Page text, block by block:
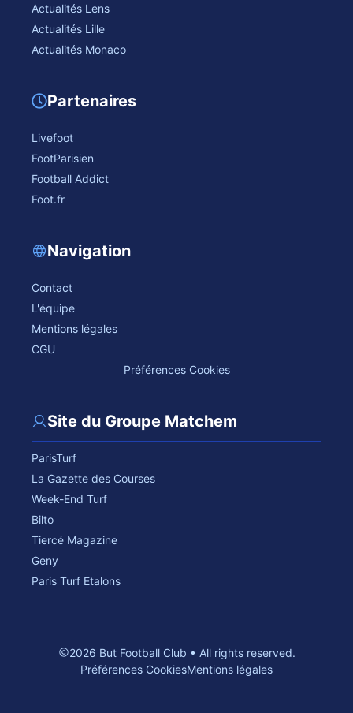
Actualités Lens
Actualités Lille
Actualités Monaco
Partenaires
Livefoot
FootParisien
Football Addict
Foot.fr
Navigation
Contact
L'équipe
Mentions légales
CGU
Préférences Cookies
Site du Groupe Matchem
ParisTurf
La Gazette des Courses
Week-End Turf
Bilto
Tiercé Magazine
Geny
Paris Turf Etalons
2026 But Football Club • All rights reserved.
Préférences CookiesMentions légales